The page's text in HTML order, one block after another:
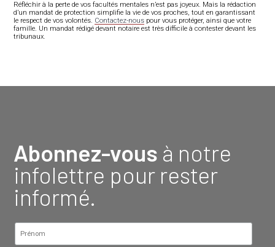
Réfléchir à la perte de vos facultés mentales n’est pas joyeux. Mais la rédaction
d’un mandat de protection simplifie la vie de vos proches, tout en garantissant
le respect de vos volontés. Contactez-nous pour vous protéger, ainsi que votre
famille. Un mandat rédigé devant notaire est très difficile à contester devant les
tribunaux.
Abonnez-vous à notre
infolettre pour rester
informé.